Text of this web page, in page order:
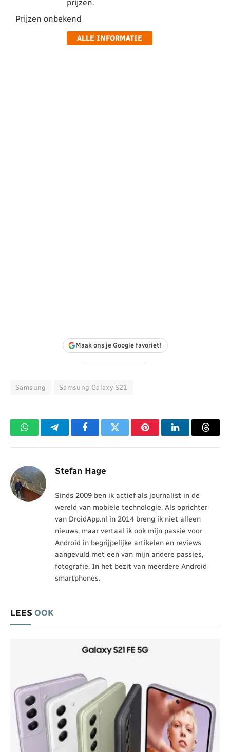
prijzen.
Prijzen onbekend
ALLE INFORMATIE
Maak ons je Google favoriet!
Samsung Samsung Galaxy S21
WhatsAppTelegramFacebookTwitter PinterestLinkedIn
Stefan Hage
Sinds 2009 ben ik actief als journalist in de
wereld van mobiele technologie. Als oprichter
van DroidApp.nl in 2014 breng ik niet alleen
nieuws, maar vertaal ik ook mijn passie voor
Android in begrijpelijke artikelen en reviews
aangevuld met een van mijn andere passies,
fotografie. In het bezit van meerdere Android
smartphones.
LEES OOK